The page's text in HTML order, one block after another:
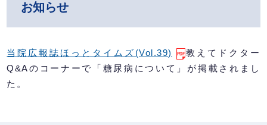
お知らせ
当院広報誌ほっとタイムズ(Vol.39)
教えてドクター
Q&Aのコーナーで「糖尿病について」が掲載されまし
た。